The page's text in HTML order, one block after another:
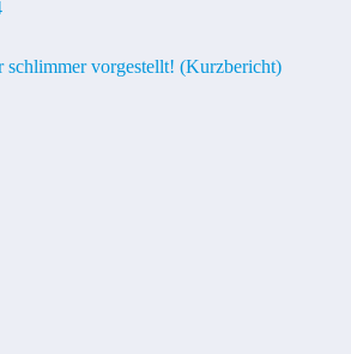
schlimmer vorgestellt! (Kurzbericht)